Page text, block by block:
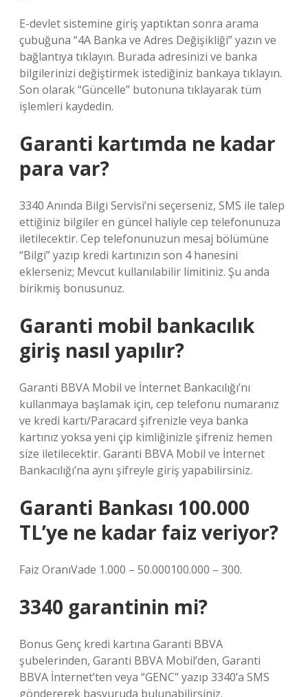
E-devlet sistemine giriş yaptıktan sonra arama
çubuğuna “4A Banka ve Adres Değişikliği” yazın ve
bağlantıya tıklayın. Burada adresinizi ve banka
bilgilerinizi değiştirmek istediğiniz bankaya tıklayın.
Son olarak “Güncelle” butonuna tıklayarak tüm
işlemleri kaydedin.
Garanti kartımda ne kadar
para var?
3340 Anında Bilgi Servisi’ni seçerseniz, SMS ile talep
ettiğiniz bilgiler en güncel haliyle cep telefonunuza
iletilecektir. Cep telefonunuzun mesaj bölümüne
“Bilgi” yazıp kredi kartınızın son 4 hanesini
eklerseniz; Mevcut kullanılabilir limitiniz. Şu anda
birikmiş bonusunuz.
Garanti mobil bankacılık
giriş nasıl yapılır?
Garanti BBVA Mobil ve İnternet Bankacılığı’nı
kullanmaya başlamak için, cep telefonu numaranız
ve kredi kartı/Paracard şifrenizle veya banka
kartınız yoksa yeni çip kimliğinizle şifreniz hemen
size iletilecektir. Garanti BBVA Mobil ve İnternet
Bankacılığı’na aynı şifreyle giriş yapabilirsiniz.
Garanti Bankası 100.000
TL’ye ne kadar faiz veriyor?
Faiz OranıVade 1.000 – 50.000100.000 – 300.
3340 garantinin mi?
Bonus Genç kredi kartına Garanti BBVA
şubelerinden, Garanti BBVA Mobil’den, Garanti
BBVA İnternet’ten veya “GENC” yazıp 3340’a SMS
göndererek başvuruda bulunabilirsiniz.